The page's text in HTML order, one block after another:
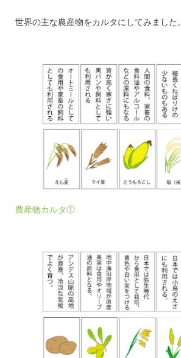
世界の主な農産物をカルタにしてみました。
農産物カルタ①